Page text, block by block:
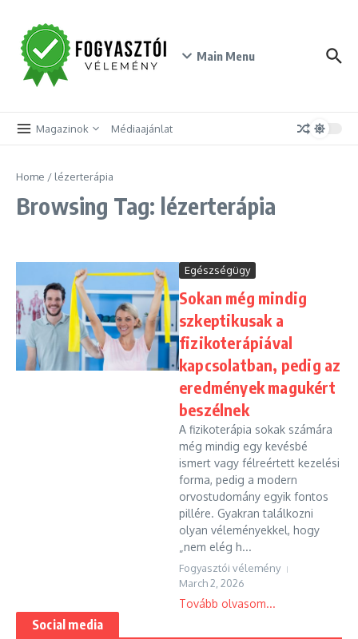
Main Menu
Magazinok Médiaajánlat
Home / lézerterápia
Browsing Tag: lézerterápia
Egészségügy
Sokan még mindig
szkeptikusak a
fizikoterápiával
kapcsolatban, pedig az
eredmények magukért
beszélnek
A fizikoterápia sokak számára
még mindig egy kevésbé
ismert vagy félreértett kezelési
forma, pedig a modern
orvostudomány egyik fontos
pillére. Gyakran találkozni
olyan véleményekkel, hogy
„nem elég h...
Fogyasztói vélemény
March 2, 2026
Tovább olvasom...
Social media